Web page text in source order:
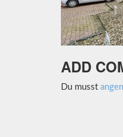
ADD
Du musst